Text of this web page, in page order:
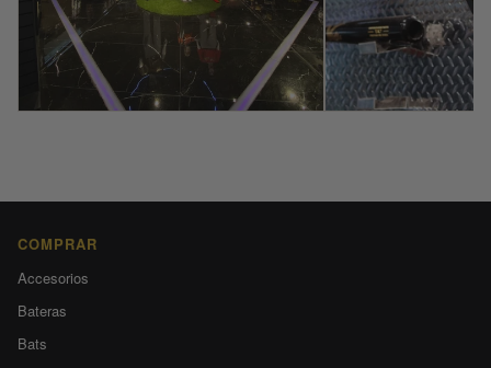
COMPRAR
Accesorios
Bateras
Bats